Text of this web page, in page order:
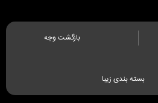
بازگشت وجه
بسته بندی زیبا